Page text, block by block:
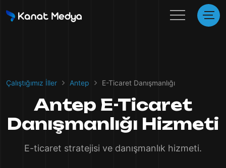
Çalıştığımız İller Antep E-Ticaret Danışmanlığı
Antep E-Ticaret
Danışmanlığı Hizmeti
E-ticaret stratejisi ve danışmanlık hizmeti.